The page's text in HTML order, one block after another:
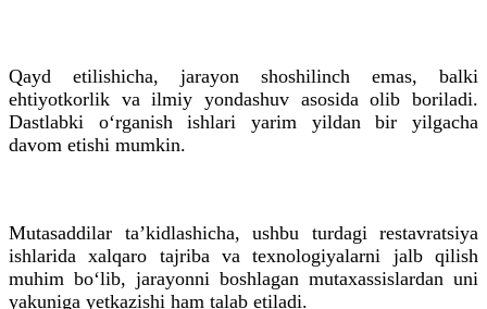
Qayd etilishicha, jarayon shoshilinch emas, balki
ehtiyotkorlik va ilmiy yondashuv asosida olib boriladi.
Dastlabki o‘rganish ishlari yarim yildan bir yilgacha
davom etishi mumkin.
Mutasaddilar ta’kidlashicha, ushbu turdagi restavratsiya
ishlarida xalqaro tajriba va texnologiyalarni jalb qilish
muhim bo‘lib, jarayonni boshlagan mutaxassislardan uni
yakuniga yetkazishi ham talab etiladi.